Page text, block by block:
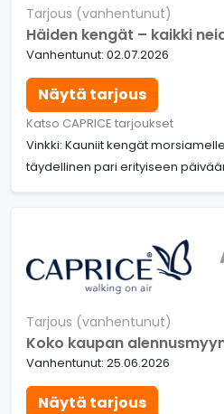
Tarjous (vanhentunut)
Häiden kengät – kaikki
Vanhentunut: 02.07.2026
Näytä tarjous
Katso CAPRICE tarjoukset
Vinkki: Kauniit kengät
täydellinen pari erityiseen
Tarjous (vanhentunut)
Koko kaupan
Vanhentunut: 25.06.2026
Näytä tarjous